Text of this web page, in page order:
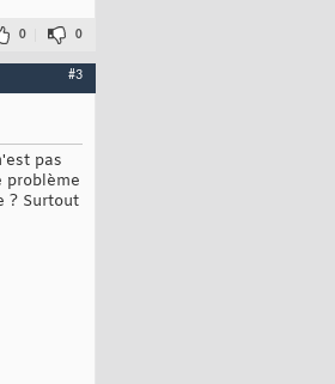
0 0
#3
pas
problème
? Surtout